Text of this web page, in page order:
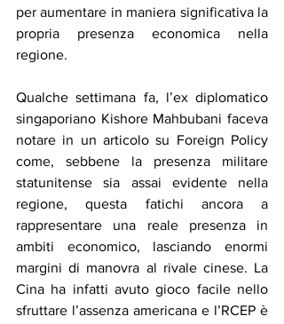
per aumentare in maniera significativa la
propria presenza economica nella
regione.
Qualche settimana fa, l’ex diplomatico
singaporiano Kishore Mahbubani faceva
notare in un articolo su Foreign Policy
come, sebbene la presenza militare
statunitense sia assai evidente nella
regione, questa fatichi ancora a
rappresentare una reale presenza in
ambiti economico, lasciando enormi
margini di manovra al rivale cinese. La
Cina ha infatti avuto gioco facile nello
sfruttare l’assenza americana e l’RCEP è